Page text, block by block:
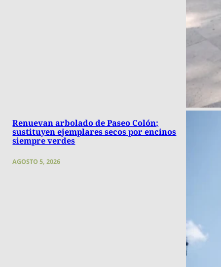
Renuevan arbolado de Paseo Colón;
sustituyen ejemplares secos por encinos
siempre verdes
AGOSTO 5, 2026